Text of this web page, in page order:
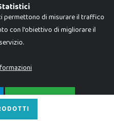
Srl. Ogni riproduzione o utilizzo non
differire da quanto esposto in
10.000 i.v.
permettono di misurare il traffico
con l'obiettivo di migliorare il
ACCETTA TUTTO